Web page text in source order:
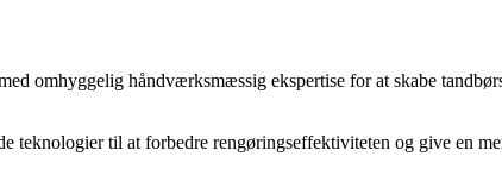
omhyggelig håndværksmæssig ekspertise for at skabe
til at forbedre rengøringseffektiviteten og give en